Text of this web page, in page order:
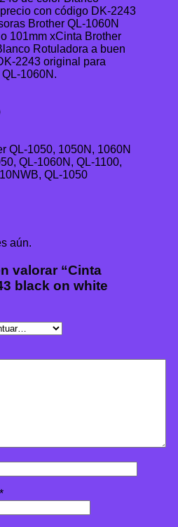
con código DK-2243
Brother QL-1060N
101mm xCinta Brother
Rotuladora a buen
2243 original para
1060N.
QL-1050, 1050N, 1060N
QL-1060N, QL-1100,
QL-1050
aún.
valorar “Cinta
black on white
*